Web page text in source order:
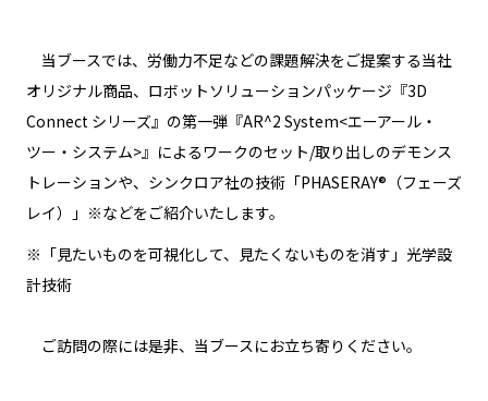
当ブースでは、労働力不足などの課題解決をご提案する当社
オリジナル商品、ロボットソリューションパッケージ『3D
Connect シリーズ』の第一弾『AR^2 System<エーアール・
ツー・システム>』によるワークのセット/取り出しのデモンス
トレーションや、シンクロア社の技術「PHASERAY®（フェーズ
レイ）」※などをご紹介いたします。
※「見たいものを可視化して、見たくないものを消す」光学設
計技術
ご訪問の際には是非、当ブースにお立ち寄りください。